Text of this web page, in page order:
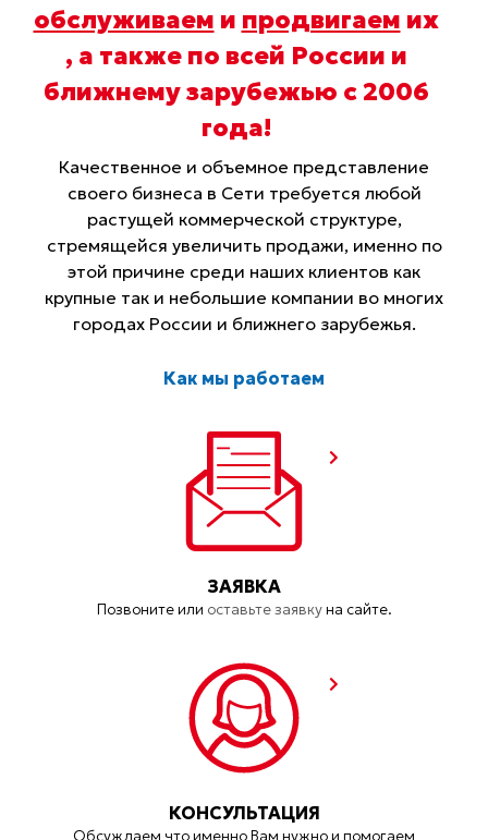
обслуживаем и продвигаем их
, а также по всей России и
ближнему зарубежью с 2006
года!
Качественное и объемное представление
своего бизнеса в Сети требуется любой
растущей коммерческой структуре,
стремящейся увеличить продажи, именно по
этой причине среди наших клиентов как
крупные так и небольшие компании во многих
городах России и ближнего зарубежья.
Как мы работаем
ЗАЯВКА
Позвоните или оставьте заявкуна сайте.
КОНСУЛЬТАЦИЯ
Обсуждаем что именно Вам нужно и помогаем